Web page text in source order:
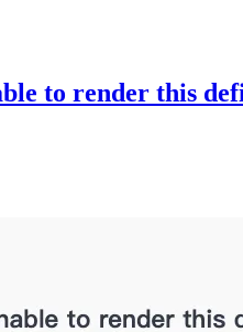
to render this